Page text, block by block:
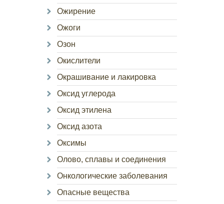
Ожирение
Ожоги
Озон
Окислители
Окрашивание и лакировка
Оксид углерода
Оксид этилена
Оксид азота
Оксимы
Олово, сплавы и соединения
Онкологические заболевания
Опасные вещества